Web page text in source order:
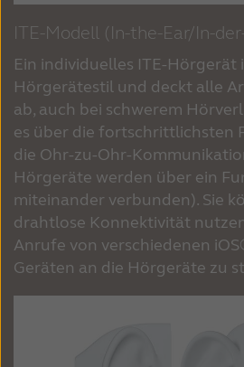
ITE-Modell (In-the-Ear/In-
Ein individuelles ITE-Hörgerät
Hörgerätestil und deckt alle
ab, auch bei schwerem
es über die fortschrittlichsten
die Ohr-zu-Ohr-
Hörgeräte werden über ein
miteinander verbunden). Sie
drahtlose Konnektivität
Anrufe von verschiedenen
Geräten an die Hörgeräte zu